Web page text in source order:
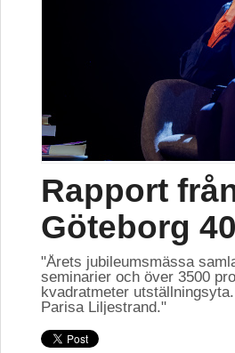
Rapport
Göteborg
"Årets jubileumsmässa
seminarier och över 3500
kvadratmeter
Parisa Liljestrand."